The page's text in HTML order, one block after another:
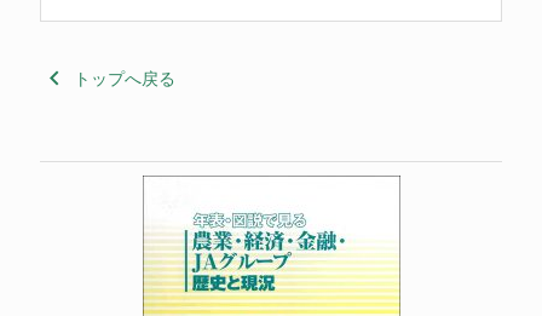
keyboard_arrow_left トップへ戻る